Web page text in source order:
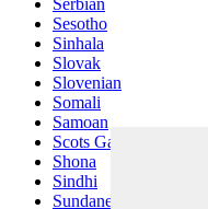
Serbian
Sesotho
Sinhala
Slovak
Slovenian
Somali
Samoan
Scots Gaelic
Shona
Sindhi
Sundanese